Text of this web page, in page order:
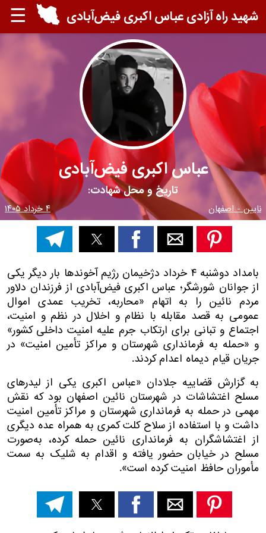
☰ شهید راه آزادی عباس اکبری فیض‌آبادی
عباس اکبری فیض‌آبادی
تاریخ و محل شهادت:
نایین - اصفهان ۴ خرداد ۱۴۰۵
بامداد دوشنبه ۴ خرداد دژخیمان رژیم آخوندها بار دیگر یکی
از جوانان شورشگر؛ عباس اکبری فیض‌آبادی از فرزندان دلاور
مردم نائین را به اتهام «محاربه، تخریب عمدی اموال
عمومی به قصد مقابله با نظام و اخلال در نظم و امنیت،
اجتماع و تبانی برای ارتکاب جرم علیه امنیت داخلی کشور»
و «حمله به فرمانداری شهرستان و مراکز تأمین امنیت» در
جریان قیام دیماه اعدام کردند.
به گزارش قضاییه جلادان «عباس اکبری یکی از لیدر‌های
مسلح اغتشاشات در شهرستان نائین اصفهان بود که نقش
مهمی در حمله به فرمانداری شهرستان و مراکز تأمین امنیت
داشت و با استفاده از سلاح کلت کمری به همراه عده دیگری
از اغتشاشگران به فرمانداری نائین حمله کرده، به‌صورت
مسلح در خیابان حضور یافته و اقدام به شلیک به سمت
مأموران حافظ امنیت کرده است».